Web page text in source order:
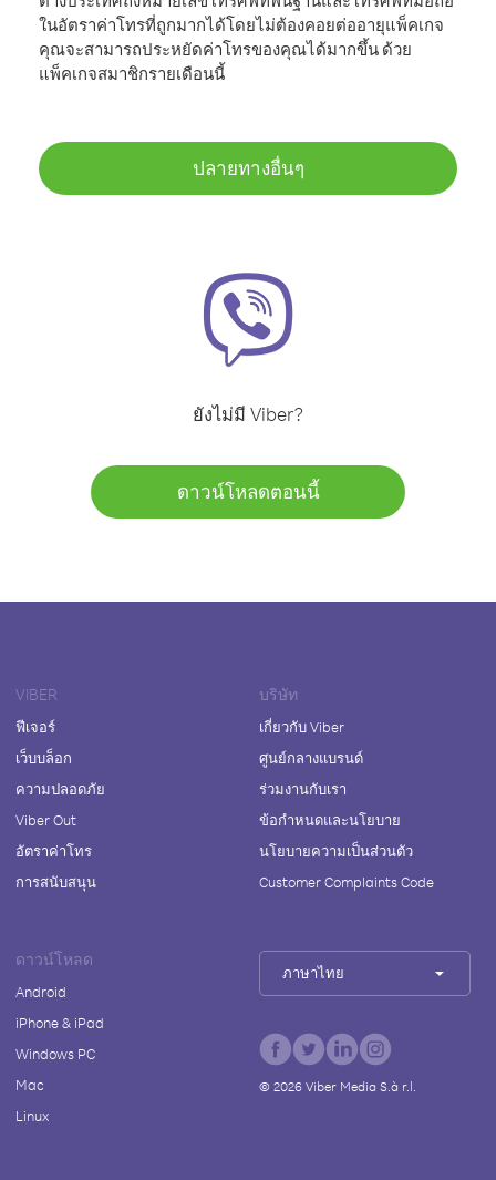
ในอัตราค่าโทรที่ถูกมากได้โดยไม่ต้องคอยต่ออายุแพ็คเกจ
คุณจะสามารถประหยัดค่าโทรของคุณได้มากขึ้น ด้วย
แพ็คเกจสมาชิกรายเดือนนี้
ปลายทางอื่นๆ
ยังไม่มี Viber?
ดาวน์โหลดตอนนี้
VIBER
ฟีเจอร์
เว็บบล็อก
ความปลอดภัย
Viber Out
อัตราค่าโทร
การสนับสนุน
บริษัท
เกี่ยวกับ Viber
ศูนย์กลางแบรนด์
ร่วมงานกับเรา
ข้อกำหนดและนโยบาย
นโยบายความเป็นส่วนตัว
Customer Complaints Code
ดาวน์โหลด
Android
iPhone & iPad
Windows PC
Mac
Linux
ภาษาไทย
© 2026Viber Media S.à r.l.